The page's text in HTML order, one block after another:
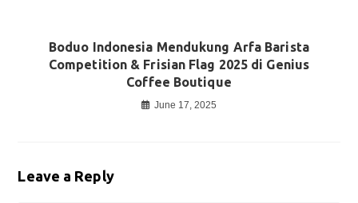
Boduo Indonesia Mendukung Arfa Barista
Competition & Frisian Flag 2025 di Genius
Coffee Boutique
June 17, 2025
Leave a Reply